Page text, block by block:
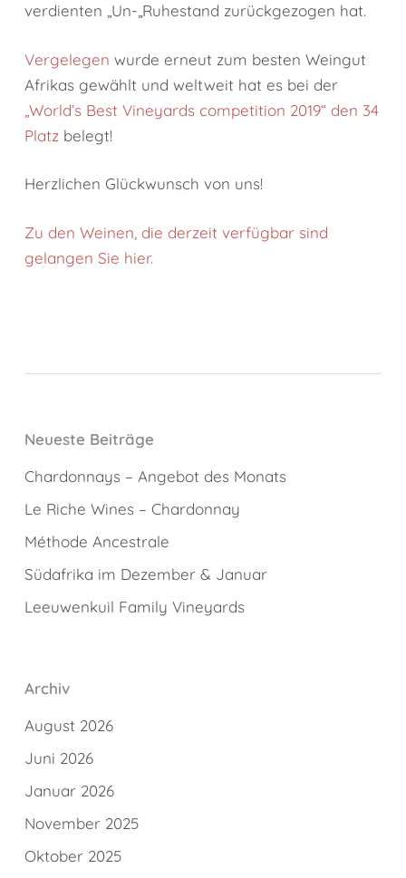
verdienten „Un-„Ruhestand zurückgezogen hat.
Vergelegen wurde erneut zum besten Weingut
Afrikas gewählt und weltweit hat es bei der
„World’s Best Vineyards competition 2019“ den 34
Platzbelegt!
Herzlichen Glückwunsch von uns!
Zu den Weinen, die derzeit verfügbar sind
gelangen Sie hier.
Neueste Beiträge
Chardonnays – Angebot des Monats
Le Riche Wines – Chardonnay
Méthode Ancestrale
Südafrika im Dezember & Januar
Leeuwenkuil Family Vineyards
Archiv
August 2026
Juni 2026
Januar 2026
November 2025
Oktober 2025